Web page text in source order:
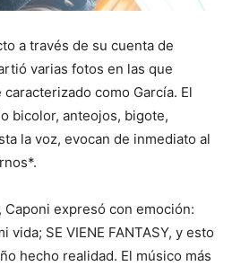
a través de su cuenta de
varias fotos en las que
como García. El
bicolor, anteojos, bigote,
la voz, evocan de inmediato al
expresó con emoción:
vida; SE VIENE FANTASY, y esto
hecho realidad. El músico más